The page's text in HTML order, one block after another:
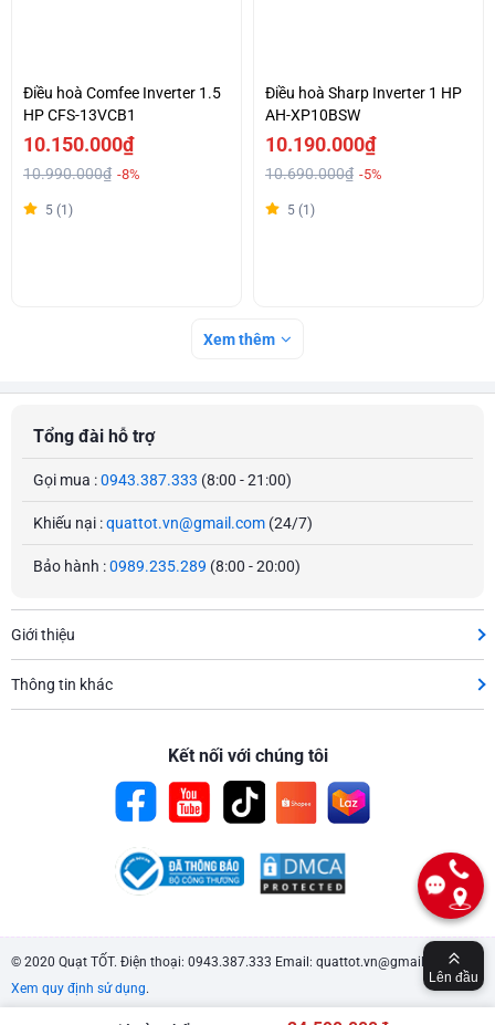
Điều hoà Comfee Inverter 1.5
HP CFS-13VCB1
10.150.000₫
10.990.000₫ -8%
5 (1)
Điều hoà Sharp Inverter 1 HP
AH-XP10BSW
10.190.000₫
10.690.000₫ -5%
5 (1)
Xem thêm
Tổng đài hỗ trợ
Gọi mua :0943.387.333 (8:00 - 21:00)
Khiếu nại :quattot.vn@gmail.com (24/7)
Bảo hành :0989.235.289 (8:00 - 20:00)
Giới thiệu
Thông tin khác
Kết nối với chúng tôi
© 2020 Quạt TỐT. Điện thoại: 0943.387.333 Email: quattot.vn@gmail.com.
Xem quy định sử dụng.
Lên đầu